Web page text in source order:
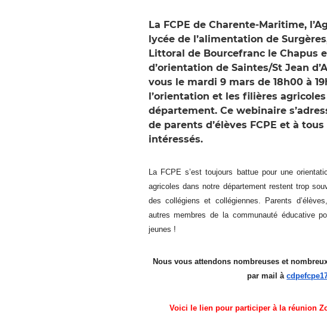
La FCPE de Charente-Maritime,
lycée de l’alimentation de
Littoral de Bourcefranc le Chapus
d’orientation de Saintes/St Jean
vous le mardi 9 mars de 18h00 à
l’orientation et les filières
département. Ce webinaire
de parents d’élèves FCPE et à
intéressés.
La FCPE s’est toujours battue pour une
agricoles dans notre département restent trop
des collégiens et collégiennes. Parents
autres membres de la communauté éducative
jeunes !
Nous vous attendons nombreuses et
par mail à
Voici le lien pour participer à la réunion